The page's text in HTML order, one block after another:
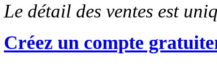
Le détail des ventes est
Créez un compte